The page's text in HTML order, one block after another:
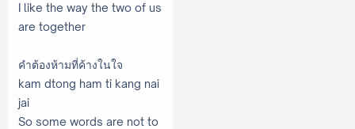
I like the way the two of us
are together
คำต้องห้ามที่ค้างในใจ
kam dtong ham ti kang nai
jai
So some words are not to